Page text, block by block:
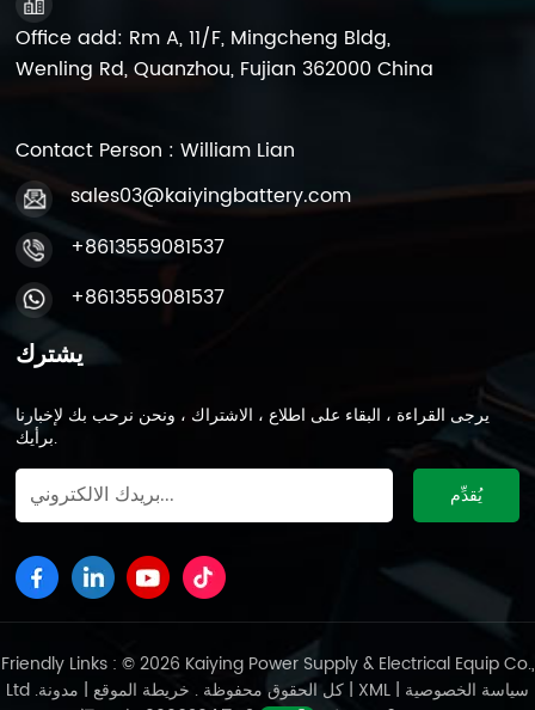
Office add: Rm A, 11/F, Mingcheng Bldg,
Wenling Rd, Quanzhou, Fujian 362000 China
Contact Person : William Lian
sales03@kaiyingbattery.com
+8613559081537
+8613559081537
يشترك
يرجى القراءة ، البقاء على اطلاع ، الاشتراك ، ونحن نرحب بك لإخبارنا
برأيك.
Friendly Links : © 2026 Kaiying Power Supply & Electrical Equip Co.,
Ltd .كل الحقوق محفوظة . خريطة الموقع | | XML | سياسة الخصوصية